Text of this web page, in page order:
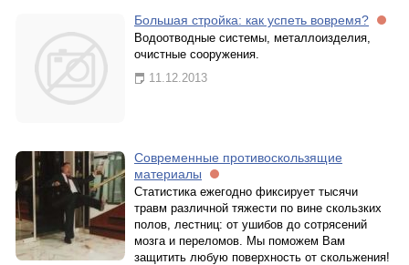
Большая стройка: как успеть вовремя?
Водоотводные системы, металлоизделия,
очистные сооружения.
11.12.2013
Современные противоскользящие
материалы
Статистика ежегодно фиксирует тысячи
травм различной тяжести по вине скользких
полов, лестниц: от ушибов до сотрясений
мозга и переломов. Мы поможем Вам
защитить любую поверхность от скольжения!